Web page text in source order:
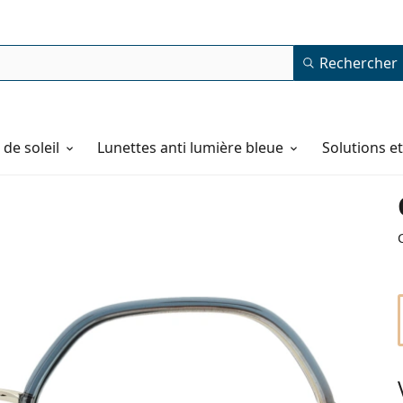
Rechercher
soleil Lunettes anti lumière bleue Solutions